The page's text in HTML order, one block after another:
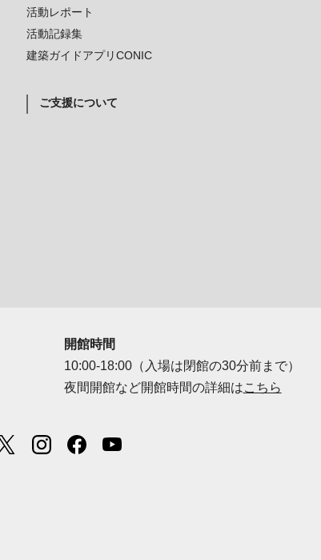
活動レポート
活動記録集
建築ガイドアプリCONIC
ご支援について
開館時間
10:00-18:00（入場は閉館の30分前まで）
夜間開館など開館時間の詳細はこちら